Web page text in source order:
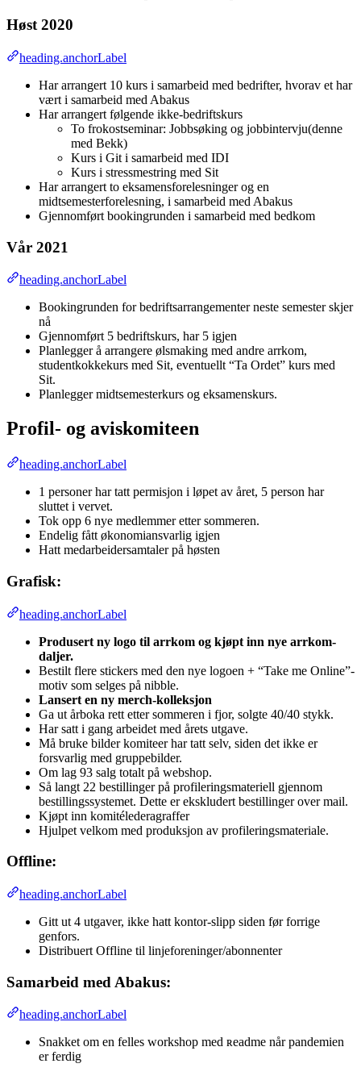
Høst 2020
heading.anchorLabel
Har arrangert 10 kurs i samarbeid med bedrifter, hvorav et har
vært i samarbeid med Abakus
Har arrangert følgende ikke-bedriftskurs
To frokostseminar: Jobbsøking og jobbintervju(denne
med Bekk)
Kurs i Git i samarbeid med IDI
Kurs i stressmestring med Sit
Har arrangert to eksamensforelesninger og en
midtsemesterforelesning, i samarbeid med Abakus
Gjennomført bookingrunden i samarbeid med bedkom
Vår 2021
heading.anchorLabel
Bookingrunden for bedriftsarrangementer neste semester skjer
nå
Gjennomført 5 bedriftskurs, har 5 igjen
Planlegger å arrangere ølsmaking med andre arrkom,
studentkokkekurs med Sit, eventuellt “Ta Ordet” kurs med
Sit.
Planlegger midtsemesterkurs og eksamenskurs.
Profil- og aviskomiteen
heading.anchorLabel
1 personer har tatt permisjon i løpet av året, 5 person har
sluttet i vervet.
Tok opp 6 nye medlemmer etter sommeren.
Endelig fått økonomiansvarlig igjen
Hatt medarbeidersamtaler på høsten
Grafisk:
heading.anchorLabel
Produsert ny logo til arrkom og kjøpt inn nye arrkom-
daljer.
Bestilt flere stickers med den nye logoen + “Take me Online”-
motiv som selges på nibble.
Lansert en ny merch-kolleksjon
Ga ut årboka rett etter sommeren i fjor, solgte 40/40 stykk.
Har satt i gang arbeidet med årets utgave.
Må bruke bilder komiteer har tatt selv, siden det ikke er
forsvarlig med gruppebilder.
Om lag 93 salg totalt på webshop.
Så langt 22 bestillinger på profileringsmateriell gjennom
bestillingssystemet. Dette er ekskludert bestillinger over mail.
Kjøpt inn komitélederagraffer
Hjulpet velkom med produksjon av profileringsmateriale.
Offline:
heading.anchorLabel
Gitt ut 4 utgaver, ikke hatt kontor-slipp siden før forrige
genfors.
Distribuert Offline til linjeforeninger/abonnenter
Samarbeid med Abakus:
heading.anchorLabel
Snakket om en felles workshop med ʀeadme når pandemien
er ferdig